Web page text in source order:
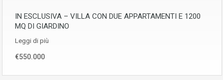
IN ESCLUSIVA – VILLA CON DUE APPARTAMENTI E 1200
MQ DI GIARDINO
Leggi di più
€550.000